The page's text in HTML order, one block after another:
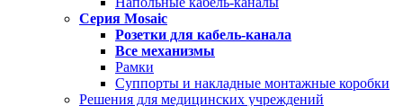
Серия Mosaic
Розетки для кабель-канала
Все механизмы
Рамки
Суппорты и накладные монтажные коробки
Решения для медицинских учреждений